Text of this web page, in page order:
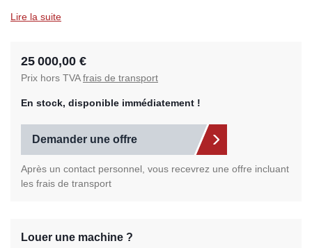
Lire la suite
25 000,00 €
Prix hors TVAfrais de transport
En stock, disponible immédiatement !
Demander une offre
Après un contact personnel, vous recevrez une offre incluant
les frais de transport
Louer une machine ?